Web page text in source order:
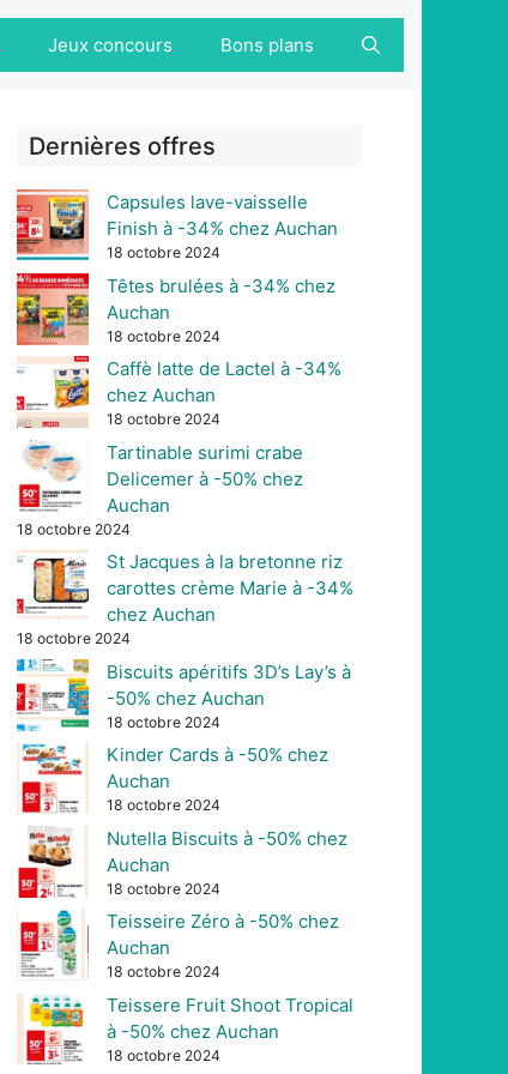
Jeux concours Bons plans
Dernières offres
Capsules lave-vaisselle
Finish à -34% chez Auchan
18 octobre 2024
Têtes brulées à -34% chez
Auchan
18 octobre 2024
Caffè latte de Lactel à -34%
chez Auchan
18 octobre 2024
Tartinable surimi crabe
Delicemer à -50% chez
Auchan
18 octobre 2024
St Jacques à la bretonne riz
carottes crème Marie à -34%
chez Auchan
18 octobre 2024
Biscuits apéritifs 3D’s Lay’s à
-50% chez Auchan
18 octobre 2024
Kinder Cards à -50% chez
Auchan
18 octobre 2024
Nutella Biscuits à -50% chez
Auchan
18 octobre 2024
Teisseire Zéro à -50% chez
Auchan
18 octobre 2024
Teissere Fruit Shoot Tropical
à -50% chez Auchan
18 octobre 2024